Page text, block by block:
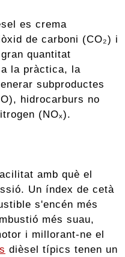
es crema
de carboni (CO₂) i
quantitat
la pràctica, la
subproductes
hidrocarburs no
(NOₓ).
amb què el
Un índex de cetà
s'encén més
més suau,
i millorant-ne el
dièsel típics tenen un